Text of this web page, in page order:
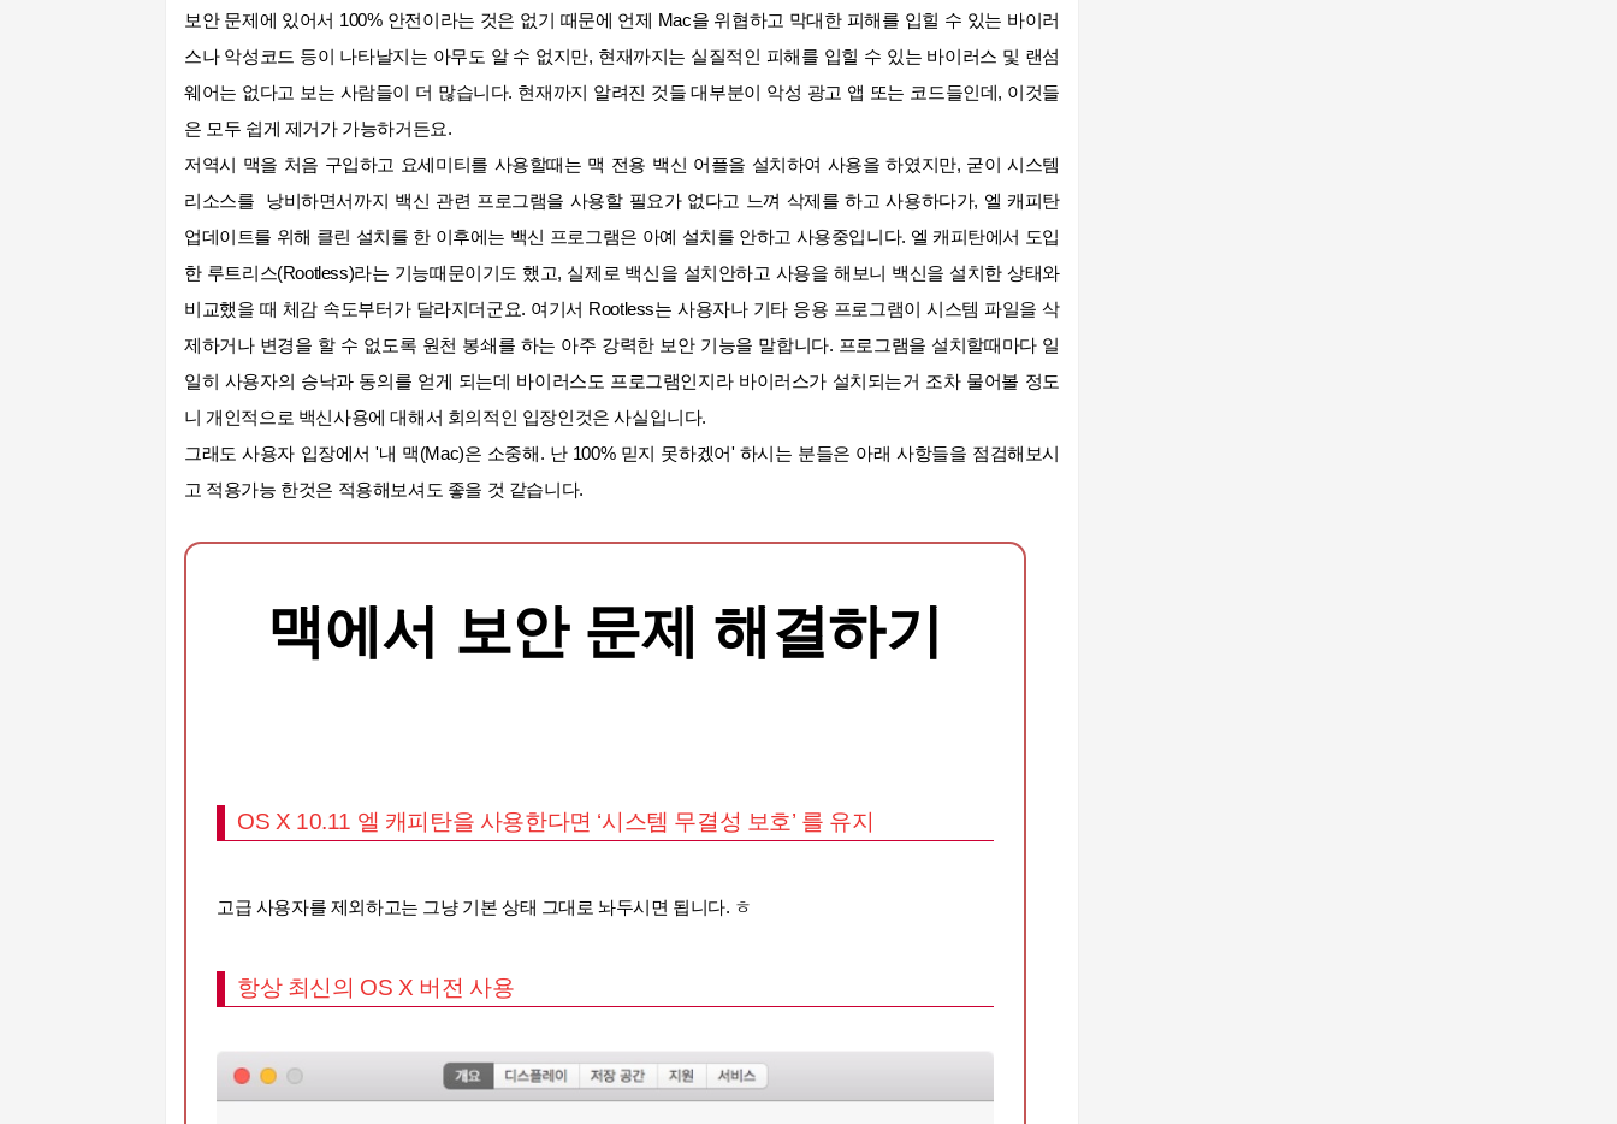
보안 문제에 있어서 100% 안전이라는 것은 없기 때문에 언제 Mac을 위협하고 막대한피해를 입힐 수 있는 바이러
스나 악성코드 등이 나타날지는 아무도 알 수 없지만, 현재까지는 실질적인 피해를 입힐 수 있는 바이러스 및 랜섬
웨어는 없다고 보는 사람들이 더 많습니다. 현재까지 알려진 것들 대부분이 악성 광고 앱 또는 코드들인데, 이것들
은 모두 쉽게 제거가 가능하거든요.
저역시 맥을 처음 구입하고 요세미티를 사용할때는 맥 전용 백신 어플을 설치하여 사용을 하였지만, 굳이 시스템
리소스를 낭비하면서까지 백신 관련 프로그램을 사용할 필요가 없다고 느껴 삭제를 하고 사용하다가, 엘 캐피탄
업데이트를 위해 클린 설치를 한 이후에는 백신 프로그램은 아예 설치를 안하고 사용중입니다. 엘 캐피탄에서 도입
한 루트리스(Rootless)라는 기능때문이기도 했고, 실제로 백신을 설치안하고 사용을 해보니 백신을 설치한 상태와
비교했을 때 체감 속도부터가 달라지더군요. 여기서 Rootless는 사용자나 기타 응용 프로그램이 시스템 파일을 삭
제하거나 변경을 할 수 없도록 원천 봉쇄를 하는 아주 강력한 보안 기능을 말합니다. 프로그램을 설치할때마다 일
일히 사용자의 승낙과 동의를 얻게 되는데 바이러스도 프로그램인지라 바이러스가 설치되는거 조차 물어볼 정도
니 개인적으로 백신사용에 대해서 회의적인 입장인것은 사실입니다.
그래도 사용자 입장에서 '내 맥(Mac)은 소중해. 난 100% 믿지 못하겠어' 하시는 분들은 아래 사항들을 점검해보시
고 적용가능 한것은 적용해보셔도 좋을 것 같습니다.
맥에서 보안 문제 해결하기
OS X 10.11 엘 캐피탄을 사용한다면 ‘시스템 무결성 보호’ 를 유지
고급 사용자를 제외하고는 그냥 기본 상태 그대로 놔두시면 됩니다. ㅎ
항상 최신의 OS X 버전 사용